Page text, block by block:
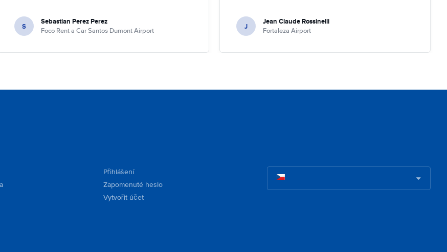
S Sebastian Perez Perez
Foco Rent a Car Santos Dumont Airport J Jean Claude Rossinelli
Fortaleza Airport
Přihlášení
Zapomenuté heslo
Vytvořit účet